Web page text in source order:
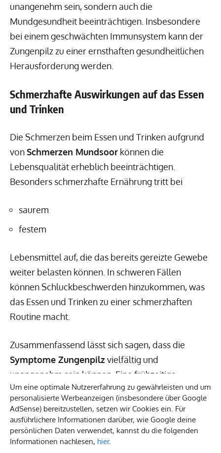
Um eine optimale Nutzererfahrung zu gewährleisten und um
personalisierte Werbeanzeigen (insbesondere über Google
AdSense) bereitzustellen, setzen wir Cookies ein. Für
ausführlichere Informationen darüber, wie Google deine
persönlichen Daten verwendet, kannst du die folgenden
Informationen nachlesen, hier.
unangenehm sein, sondern auch die
Mundgesundheit beeinträchtigen. Insbesondere
bei einem geschwächten Immunsystem kann der
Zungenpilz zu einer ernsthaften gesundheitlichen
Herausforderung werden.
Schmerzhafte Auswirkungen auf das Essen
und Trinken
Die Schmerzen beim Essen und Trinken aufgrund
von Schmerzen Mundsoor können die
Lebensqualität erheblich beeinträchtigen.
Besonders schmerzhafte Ernährung tritt bei
saurem
festem
Lebensmittel auf, die das bereits gereizte Gewebe
weiter belasten können. In schweren Fällen
können Schluckbeschwerden hinzukommen, was
das Essen und Trinken zu einer schmerzhaften
Routine macht.
Zusammenfassend lässt sich sagen, dass die
Symptome Zungenpilz vielfältig und
unangenehm sein können. Eine frühzeitige
Diagnose und Behandlung sind entscheidend, um
die Beschwerden zu lindern und mögliche
Komplikationen zu vermeiden.
Pilz auf der Zunge – Risikofaktoren